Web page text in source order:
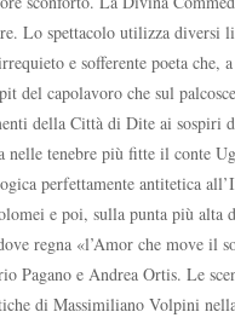
Lo spettacolo utilizza
e soﬀerente poeta
del capolavoro che sul
della Città di Dite ai sospiri
nelle tenebre più ﬁtte il
perfettamente antitetica
e poi, sulla punta più
regna «l’Amor che move
Pagano e Andrea Ortis. Le
di Massimiliano Volpini